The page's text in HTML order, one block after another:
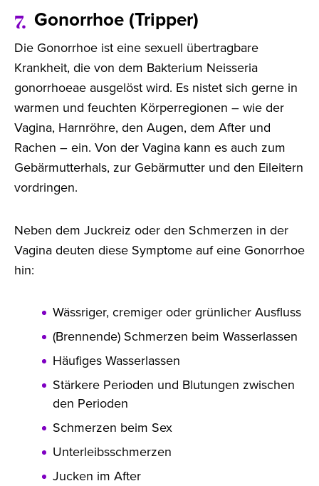
7. Gonorrhoe (Tripper)
Die Gonorrhoe ist eine sexuell übertragbare
Krankheit, die von dem Bakterium Neisseria
gonorrhoeae ausgelöst wird. Es nistet sich gerne in
warmen und feuchten Körperregionen – wie der
Vagina, Harnröhre, den Augen, dem After und
Rachen – ein. Von der Vagina kann es auch zum
Gebärmutterhals, zur Gebärmutter und den Eileitern
vordringen.
Neben dem Juckreiz oder den Schmerzen in der
Vagina deuten diese Symptome auf eine Gonorrhoe
hin:
Wässriger, cremiger oder grünlicher Ausfluss
(Brennende) Schmerzen beim Wasserlassen
Häufiges Wasserlassen
Stärkere Perioden und Blutungen zwischen
den Perioden
Schmerzen beim Sex
Unterleibsschmerzen
Jucken im After